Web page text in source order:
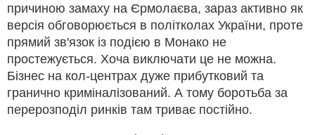
причиною замаху на Єрмолаєва, зараз активно як
версія обговорюється в політколах України, проте
прямий зв'язок із подією в Монако не
простежується. Хоча виключати це не можна.
Бізнес на кол-центрах дуже прибутковий та
гранично криміналізований. А тому боротьба за
перерозподіл ринків там триває постійно.